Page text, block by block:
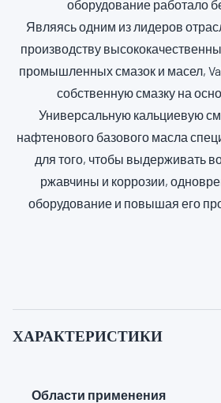
оборудование работало
Являясь одним из лидеров
производству
промышленных смазок и масел,
собственную смазку на
Универсальную кальциевую
нафтенового базового масла
для того, чтобы выдерживать
ржавчины и коррозии,
оборудование и повышая его
ХАРАКТЕРИСТИКИ
Области применения